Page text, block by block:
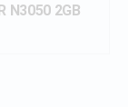
N3050 2GB